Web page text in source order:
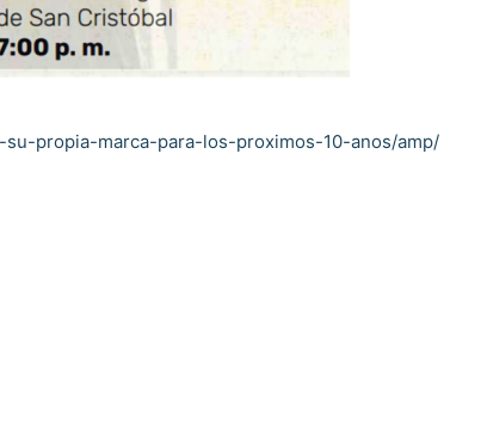
propia-marca-para-los-proximos-10-anos/amp/